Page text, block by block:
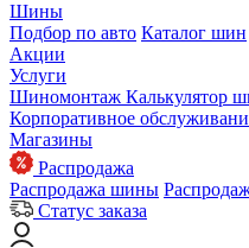
Шины
Подбор по авто Каталог шин
Акции
Услуги
Шиномонтаж Калькулятор
Корпоративное
Магазины
Распродажа
Распродажа шины
Статус заказа